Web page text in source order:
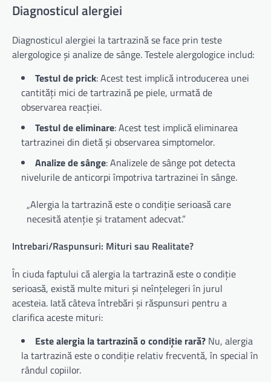
Diagnosticul alergiei
Diagnosticul alergiei la tartrazină se face prin teste
alergologice și analize de sânge. Testele alergologice includ:
Testul de prick: Acest test implică introducerea unei
cantități mici de tartrazină pe piele, urmată de
observarea reacției.
Testul de eliminare: Acest test implică eliminarea
tartrazinei din dietă și observarea simptomelor.
Analize de sânge: Analizele de sânge pot detecta
nivelurile de anticorpi împotriva tartrazinei în sânge.
„Alergia la tartrazină este o condiție serioasă care
necesită atenție și tratament adecvat.”
Intrebari/Raspunsuri: Mituri sau Realitate?
În ciuda faptului că alergia la tartrazină este o condiție
serioasă, există multe mituri și neînțelegeri în jurul
acesteia. Iată câteva întrebări și răspunsuri pentru a
clarifica aceste mituri:
Este alergia la tartrazină o condiție rară? Nu, alergia
la tartrazină este o condiție relativ frecventă, în special în
rândul copiilor.